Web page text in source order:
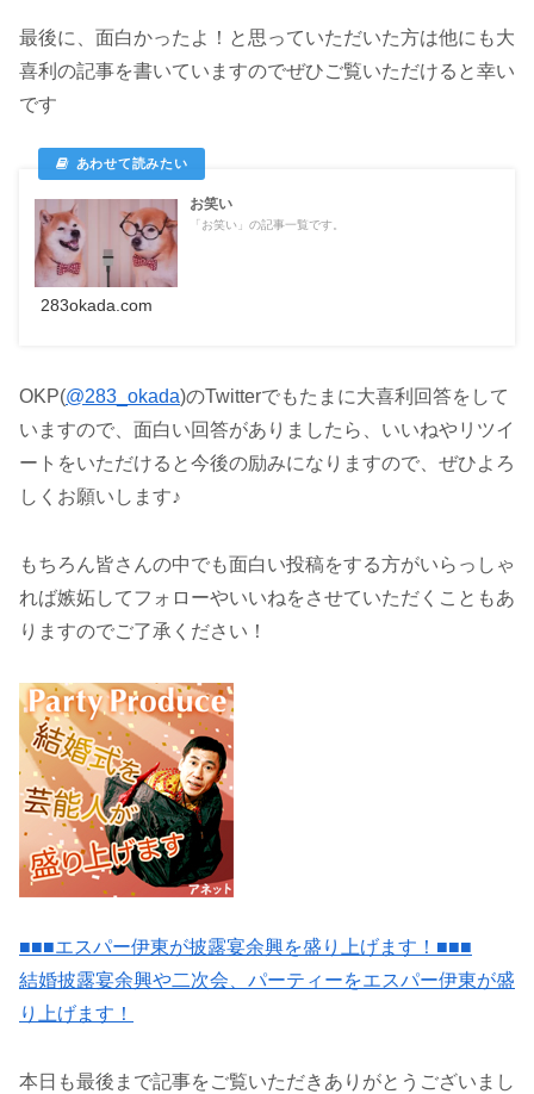
最後に、面白かったよ！と思っていただいた方は他にも大
喜利の記事を書いていますのでぜひご覧いただけると幸い
です
お笑い
「お笑い」の記事一覧です。
283okada.com
OKP(@283_okada)のTwitterでもたまに大喜利回答をして
いますので、面白い回答がありましたら、いいねやリツイ
ートをいただけると今後の励みになりますので、ぜひよろ
しくお願いします♪
もちろん皆さんの中でも面白い投稿をする方がいらっしゃ
れば嫉妬してフォローやいいねをさせていただくこともあ
りますのでご了承ください！
■■■エスパー伊東が披露宴余興を盛り上げます！■■■
結婚披露宴余興や二次会、パーティーをエスパー伊東が盛
り上げます！
本日も最後まで記事をご覧いただきありがとうございまし